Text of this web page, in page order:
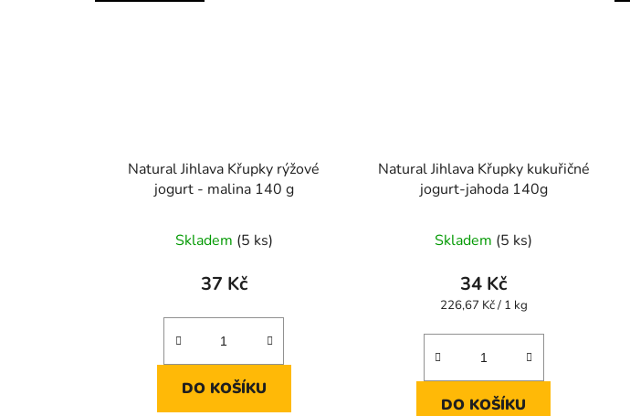
Natural Jihlava Křupky rýžové
jogurt - malina 140 g
Skladem (5 ks)
37 Kč
DO KOŠÍKU
Natural Jihlava Křupky kukuřičné
jogurt-jahoda 140g
hodnocení
produktu
je
z
hvězdiček.
Skladem (5 ks)
34 Kč
Měrná
226,67 Kč / 1 kg
DO KOŠÍKU